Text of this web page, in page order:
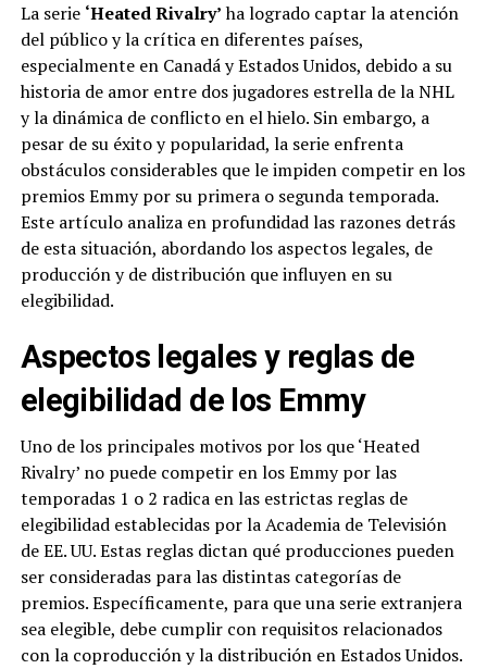
La serie ‘Heated Rivalry’ha logrado captar la atención
del público y la crítica en diferentes países,
especialmente en Canadá y Estados Unidos, debido a su
historia de amor entre dos jugadores estrella de la NHL
y la dinámica de conflicto en el hielo. Sin embargo, a
pesar de su éxito y popularidad, la serie enfrenta
obstáculos considerables que le impiden competir en los
premios Emmy por su primera o segunda temporada.
Este artículo analiza en profundidad las razones detrás
de esta situación, abordando los aspectos legales, de
producción y de distribución que influyen en su
elegibilidad.
Aspectos legales y reglas de
elegibilidad de los Emmy
Uno de los principales motivos por los que ‘Heated
Rivalry’ no puede competir en los Emmy por las
temporadas 1 o 2 radica en las estrictas reglas de
elegibilidad establecidas por la Academia de Televisión
de EE. UU. Estas reglas dictan qué producciones pueden
ser consideradas para las distintas categorías de
premios. Específicamente, para que una serie extranjera
sea elegible, debe cumplir con requisitos relacionados
con la coproducción y la distribución en Estados Unidos.